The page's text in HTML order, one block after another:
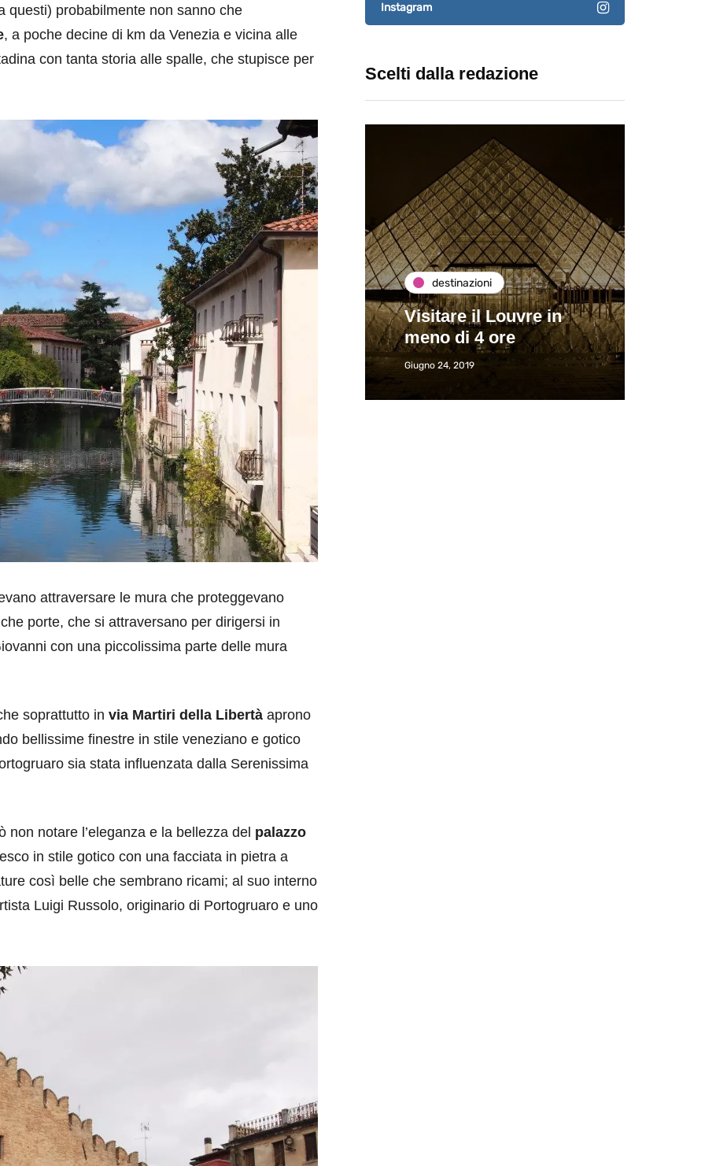
questi) probabilmente non sanno che
, a poche decine di km da Venezia e vicina alle
con tanta storia alle spalle, che stupisce per
attraversare le mura che proteggevano
porte, che si attraversano per dirigersi in
con una piccolissima parte delle mura
soprattutto in via Martiri della Libertà aprono
bellissime finestre in stile veneziano e gotico
sia stata influenzata dalla Serenissima
notare l’eleganza e la bellezza del palazzo
in stile gotico con una facciata in pietra a
così belle che sembrano ricami; al suo interno
Luigi Russolo, originario di Portogruaro e uno
Instagram
Scelti dalla redazione
di
eventi
Eventi di aprile 2026 a
Rimini e dintorni
Marzo 31, 2026
destinazioni
Visitare il Louvre in
meno di 4 ore
Giugno 24, 2019